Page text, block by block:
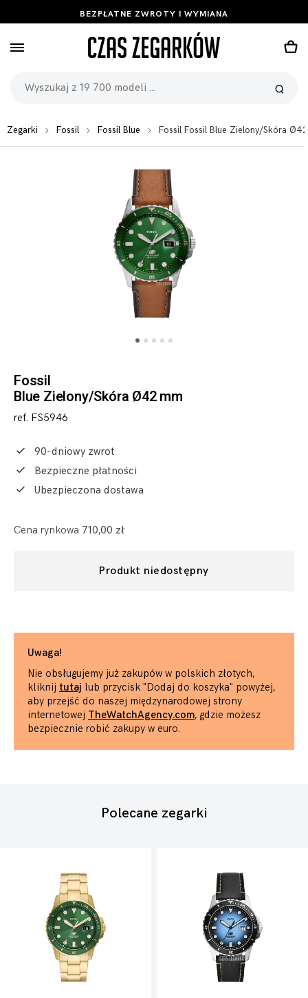
BEZPŁATNE ZWROTY I WYMIANA
Zegarki Fossil Fossil Blue Fossil Fossil Blue Zielony/Skóra
Fossil
Blue Zielony/Skóra Ø42 mm
ref. FS5946
90-dniowy zwrot
Bezpieczne płatności
Ubezpieczona dostawa
Cena rynkowa 710,00 zł
Produkt niedostępny
Uwaga!
Nie obsługujemy już zakupów w polskich złotych,
kliknij tutaj lub przycisk "Dodaj do koszyka" powyżej,
aby przejść do naszej międzynarodowej strony
internetowej TheWatchAgency.com, gdzie możesz
bezpiecznie robić zakupy w euro.
Polecane zegarki